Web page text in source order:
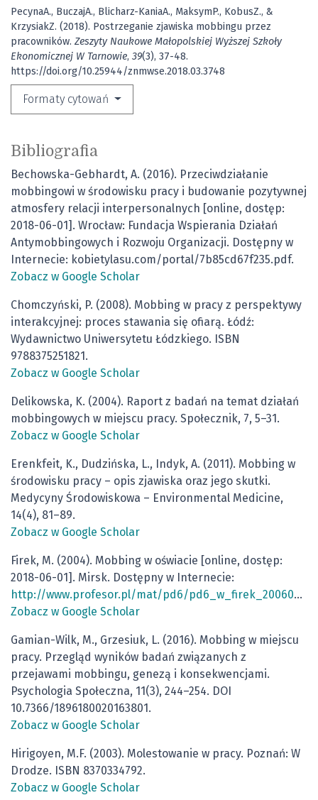
PecynaA., BuczajA., Blicharz-KaniaA., MaksymP., KobusZ., &
KrzysiakZ. (2018). Postrzeganie zjawiska mobbingu przez
pracowników. Zeszyty Naukowe Małopolskiej Wyższej Szkoły
Ekonomicznej W Tarnowie, 39(3), 37-48.
https://doi.org/10.25944/znmwse.2018.03.3748
Formaty cytowań
Bibliografia
Bechowska-Gebhardt, A. (2016). Przeciwdziałanie
mobbingowi w środowisku pracy i budowanie pozytywnej
atmosfery relacji interpersonalnych [online, dostęp:
2018-06-01]. Wrocław: Fundacja Wspierania Działań
Antymobbingowych i Rozwoju Organizacji. Dostępny w
Internecie: kobietylasu.com/portal/7b85cd67f235.pdf.
Zobacz w Google Scholar
Chomczyński, P. (2008). Mobbing w pracy z perspektywy
interakcyjnej: proces stawania się ofiarą. Łódź:
Wydawnictwo Uniwersytetu Łódzkiego. ISBN
9788375251821.
Zobacz w Google Scholar
Delikowska, K. (2004). Raport z badań na temat działań
mobbingowych w miejscu pracy. Społecznik, 7, 5–31.
Zobacz w Google Scholar
Erenkfeit, K., Dudzińska, L., Indyk, A. (2011). Mobbing w
środowisku pracy – opis zjawiska oraz jego skutki.
Medycyny Środowiskowa – Environmental Medicine,
14(4), 81–89.
Zobacz w Google Scholar
Firek, M. (2004). Mobbing w oświacie [online, dostęp:
2018-06-01]. Mirsk. Dostępny w Internecie:
http://www.profesor.pl/mat/pd6/pd6_w_firek_20060213.pdf
Zobacz w Google Scholar
Gamian-Wilk, M., Grzesiuk, L. (2016). Mobbing w miejscu
pracy. Przegląd wyników badań związanych z
przejawami mobbingu, genezą i konsekwencjami.
Psychologia Społeczna, 11(3), 244–254. DOI
10.7366/1896180020163801.
Zobacz w Google Scholar
Hirigoyen, M.F. (2003). Molestowanie w pracy. Poznań: W
Drodze. ISBN 8370334792.
Zobacz w Google Scholar